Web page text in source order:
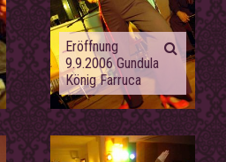
Eröffnung
9.9.2006 Gundula
König Farruca